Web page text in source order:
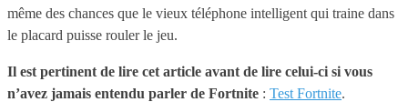
même des chances que le vieux téléphone intelligent qui traine dans
le placard puisse rouler le jeu.
Il est pertinent de lire cet article avant de lire celui-ci si vous
n’avez jamais entendu parler de Fortnite : Test Fortnite.